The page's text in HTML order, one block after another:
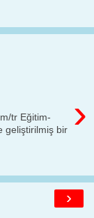
›
tr Eğitim-
geliştirilmiş bir
›